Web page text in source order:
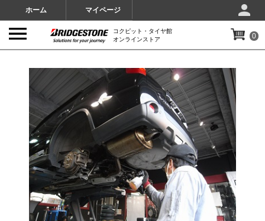
ホーム マイページ
コクピット・タイヤ館
オンラインストア
0